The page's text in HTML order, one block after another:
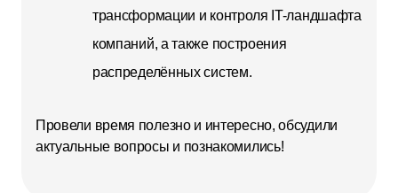
трансформации и контроля IT-ландшафта
компаний, а также построения
распределённых систем.
Провели время полезно и интересно, обсудили
актуальные вопросы и познакомились!